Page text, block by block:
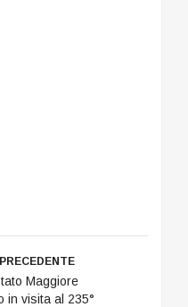
Maggiore
in visita al 235°